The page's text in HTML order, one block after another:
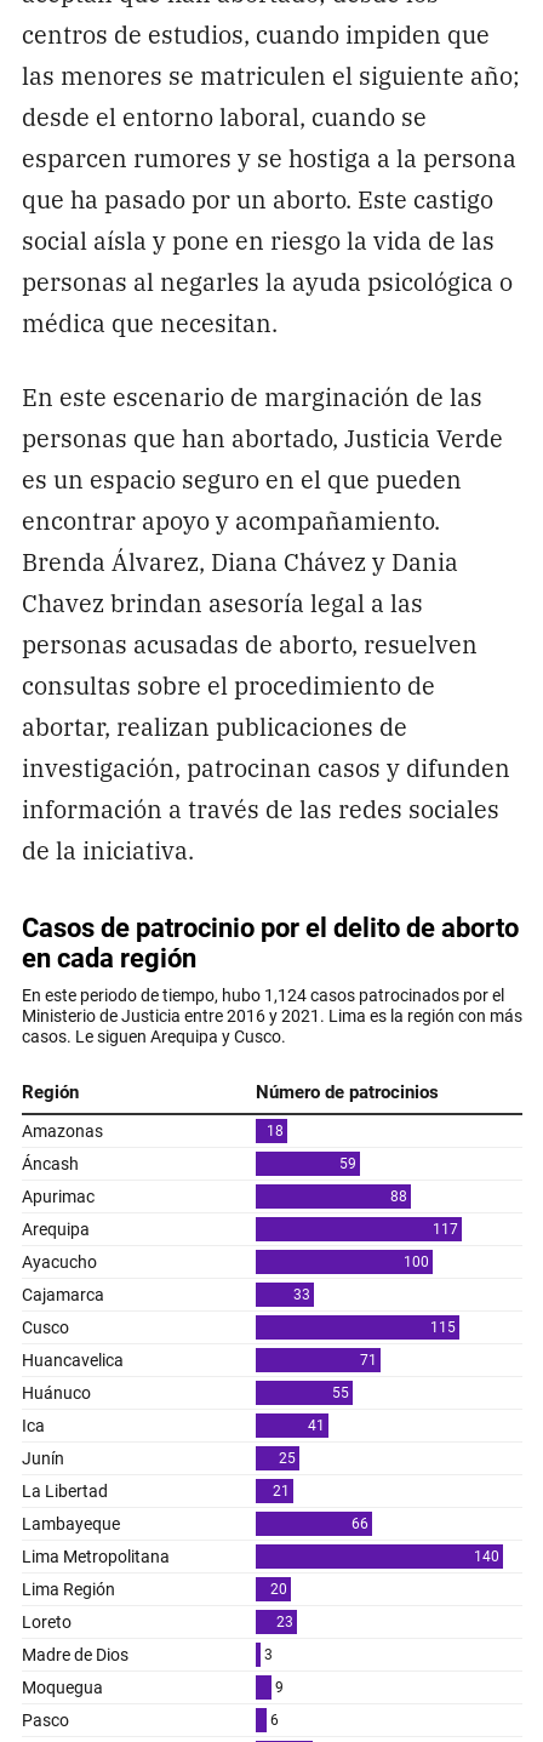
centros de estudios, cuando impiden que
las menores se matriculen el siguiente año;
desde el entorno laboral, cuando se
esparcen rumores y se hostiga a la persona
que ha pasado por un aborto. Este castigo
social aísla y pone en riesgo la vida de las
personas al negarles la ayuda psicológica o
médica que necesitan.
En este escenario de marginación de las
personas que han abortado, Justicia Verde
es un espacio seguro en el que pueden
encontrar apoyo y acompañamiento.
Brenda Álvarez, Diana Chávez y Dania
Chavez brindan asesoría legal a las
personas acusadas de aborto, resuelven
consultas sobre el procedimiento de
abortar, realizan publicaciones de
investigación, patrocinan casos y difunden
información a través de las redes sociales
de la iniciativa.